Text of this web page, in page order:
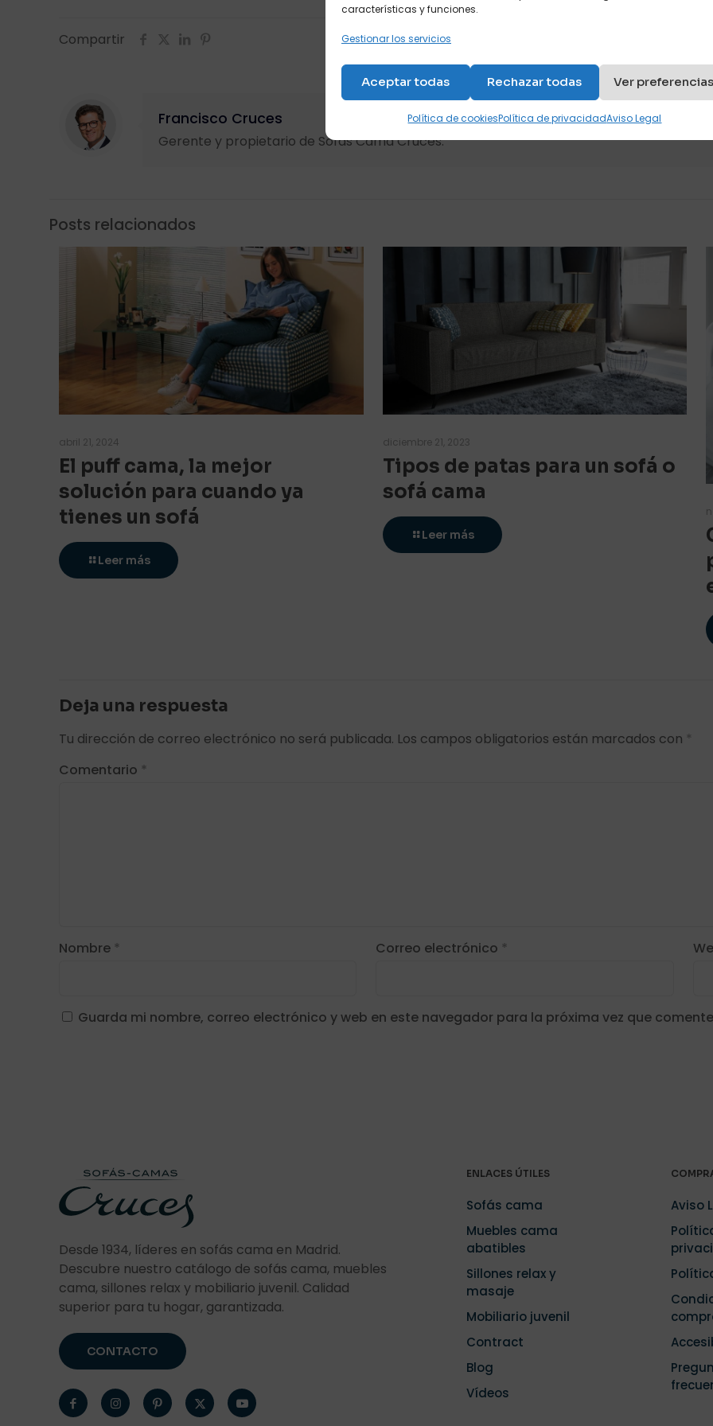
características y funciones.
Gestionar los servicios
Aceptar todas Rechazar todas Ver preferencias
Política de cookiesPolítica de privacidadAviso Legal
Compartir
Francisco Cruces
Gerente y propietario de Sofás Cama Cruces.
Posts relacionados
abril 21, 2024
El puff cama, la mejor
solución para cuando ya
tienes un sofá
Leer más
diciembre 21, 2023
Tipos de patas para un sofá o
sofá cama
Leer más
Deja una respuesta
Tu dirección de correo electrónico no será publicada. Los campos obligatorios están marcados con *
Comentario *
Nombre * Correo electrónico *
Guarda mi nombre, correo electrónico y web en este navegador para la próxima vez que
Desde 1934, líderes en sofás cama en Madrid.
Descubre nuestro catálogo de sofás cama, muebles
cama, sillones relax y mobiliario juvenil. Calidad
superior para tu hogar, garantizada.
CONTACTO
ENLACES ÚTILES
Sofás cama
Muebles cama
abatibles
Sillones relax y
masaje
Mobiliario juvenil
Contract
Blog
Vídeos
Aviso